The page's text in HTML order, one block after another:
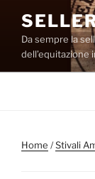
contenuto
Da sempre la
dell’equitazione
Home /Stivali